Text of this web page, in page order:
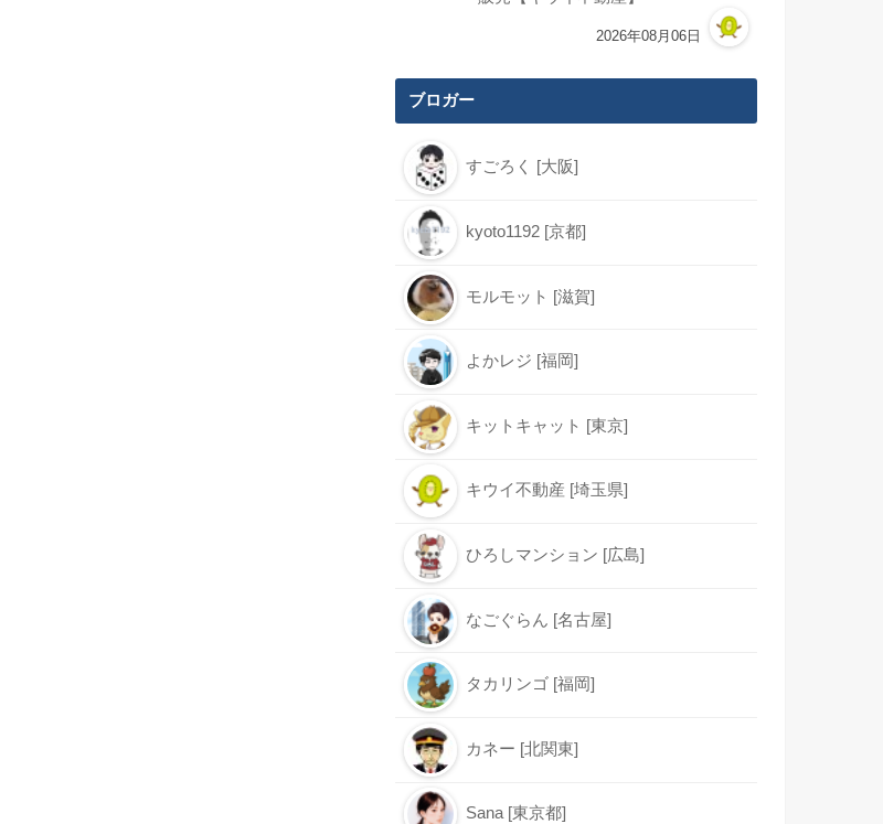
2026年08月06日
ブロガー
すごろく [大阪]
kyoto1192 [京都]
モルモット [滋賀]
よかレジ [福岡]
キットキャット [東京]
キウイ不動産 [埼玉県]
ひろしマンション [広島]
なごぐらん [名古屋]
タカリンゴ [福岡]
カネー [北関東]
Sana [東京都]